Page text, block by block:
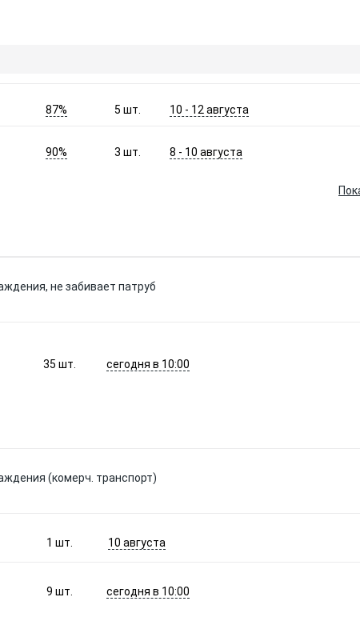
87% 5шт. 10 - 12 августа
90% 3шт. 8 - 10 августа
не забивает патруб
35шт. сегодня в 10:00
(комерч. транспорт)
1шт. 10 августа
9шт. сегодня в 10:00